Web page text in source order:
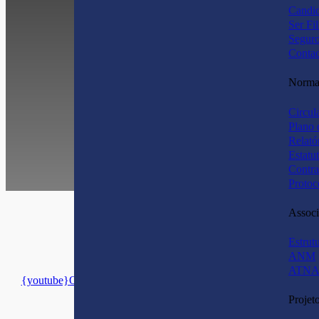
Ser
Plano
ANM
{youtube}O9gqYWWO3Xk